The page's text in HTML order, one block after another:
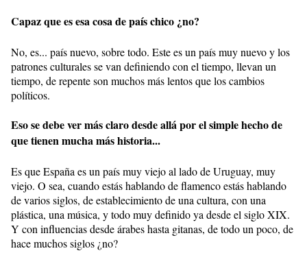
Capaz que es esa cosa de país chico ¿no?
No, es... país nuevo, sobre todo. Este es un país muy nuevo y los
patrones culturales se van definiendo con el tiempo, llevan un
tiempo, de repente son muchos más lentos que los cambios
políticos.
Eso se debe ver más claro desde allá por el simple hecho de
que tienen mucha más historia...
Es que España es un país muy viejo al lado de Uruguay, muy
viejo. O sea, cuando estás hablando de flamenco estás hablando
de varios siglos, de establecimiento de una cultura, con una
plástica, una música, y todo muy definido ya desde el siglo XIX.
Y con influencias desde árabes hasta gitanas, de todo un poco, de
hace muchos siglos ¿no?